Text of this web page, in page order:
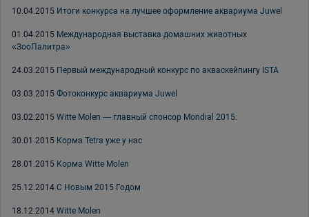
10.04.2015 Итоги конкурса на лучшее оформление аквариума Juwel
01.04.2015 Международная выставка домашних животных
«ЗооПалитра»
24.03.2015 Первый международный конкурс по акваскейпингу ISTA
03.03.2015 Фотоконкурс аквариума Juwel
03.02.2015 Witte Molen — главный спонсор Mondial 2015.
30.01.2015 Корма Tetra уже у нас
28.01.2015 Корма Witte Molen
25.12.2014 С Новым 2015 Годом
18.12.2014 Witte Molen